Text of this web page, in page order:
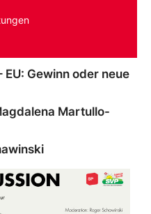
Gewinn oder neue
Martullo-